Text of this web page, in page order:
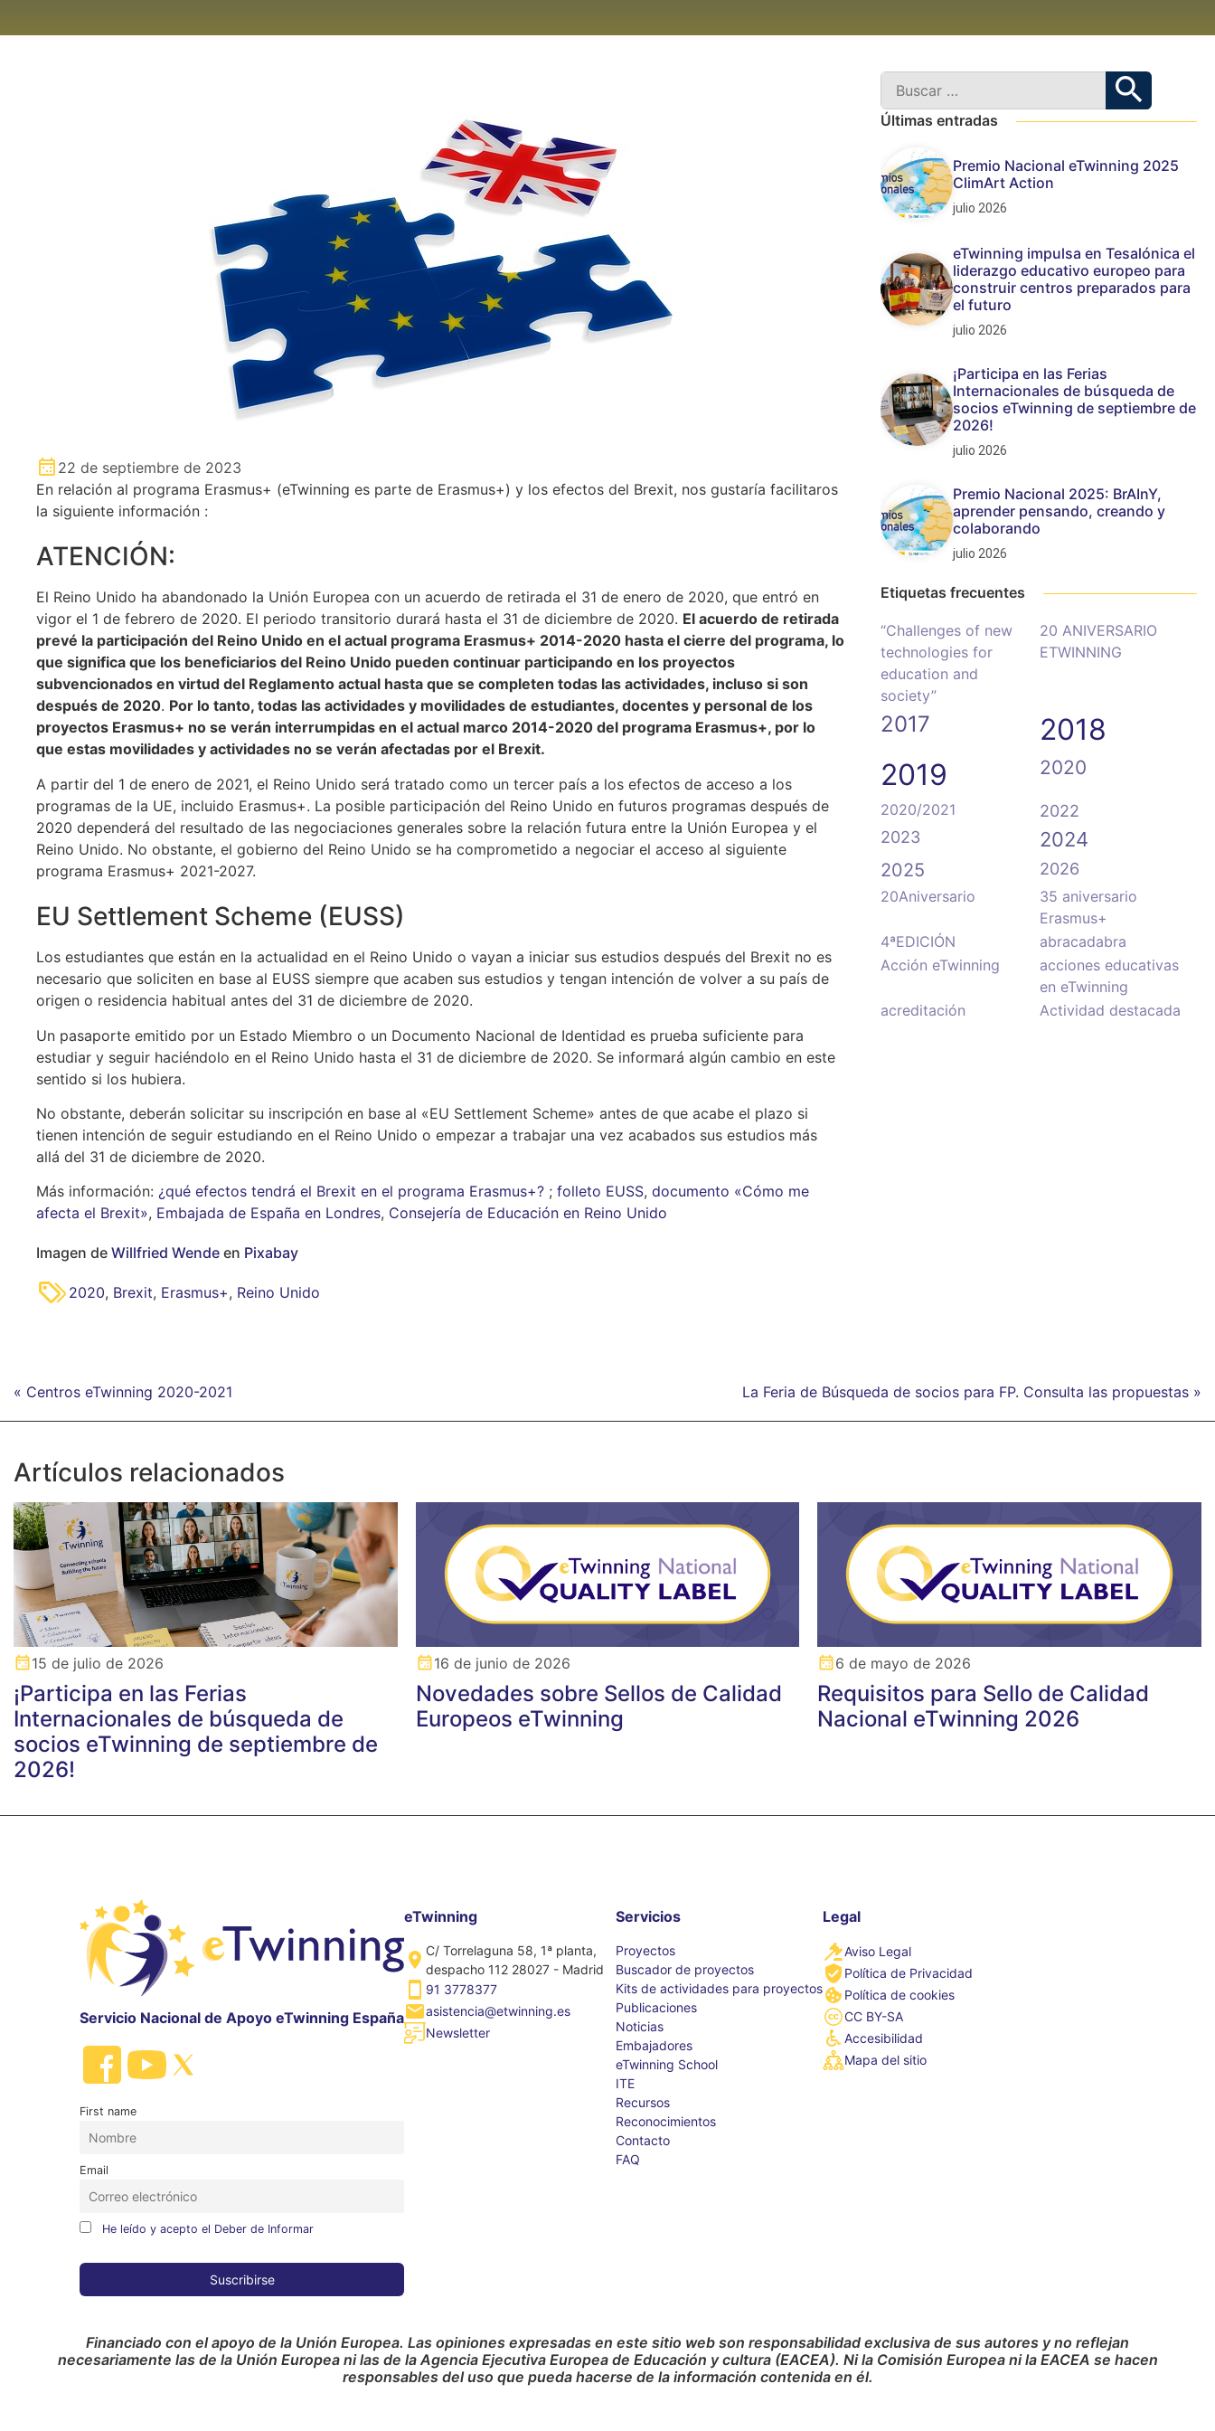
22 de septiembre de 2023
En relación al programa Erasmus+ (eTwinning es parte de Erasmus+) y los efectos del Brexit, nos gustaría facilitaros
la siguiente información :
ATENCIÓN:
El Reino Unido ha abandonado la Unión Europea con un acuerdo de retirada el 31 de enero de 2020, que entró en
vigor el 1 de febrero de 2020. El periodo transitorio durará hasta el 31 de diciembre de 2020. El acuerdo de retirada
prevé la participación del Reino Unido en el actual programa Erasmus+ 2014-2020 hasta el cierre del programa, lo
que significa que los beneficiarios del Reino Unido pueden continuar participando en los proyectos
subvencionados en virtud del Reglamento actual hasta que se completen todas las actividades, incluso si son
después de 2020. Por lo tanto, todas las actividades y movilidades de estudiantes, docentes y personal de los
proyectos Erasmus+ no se verán interrumpidas en el actual marco 2014-2020 del programa Erasmus+, por lo
que estas movilidades y actividades no se verán afectadas por el Brexit.
A partir del 1 de enero de 2021, el Reino Unido será tratado como un tercer país a los efectos de acceso a los
programas de la UE, incluido Erasmus+. La posible participación del Reino Unido en futuros programas después de
2020 dependerá del resultado de las negociaciones generales sobre la relación futura entre la Unión Europea y el
Reino Unido. No obstante, el gobierno del Reino Unido se ha comprometido a negociar el acceso al siguiente
programa Erasmus+ 2021-2027.
EU Settlement Scheme (EUSS)
Los estudiantes que están en la actualidad en el Reino Unido o vayan a iniciar sus estudios después del Brexit no es
necesario que soliciten en base al EUSS siempre que acaben sus estudios y tengan intención de volver a su país de
origen o residencia habitual antes del 31 de diciembre de 2020.
Un pasaporte emitido por un Estado Miembro o un Documento Nacional de Identidad es prueba suficiente para
estudiar y seguir haciéndolo en el Reino Unido hasta el 31 de diciembre de 2020. Se informará algún cambio en este
sentido si los hubiera.
No obstante, deberán solicitar su inscripción en base al «EU Settlement Scheme» antes de que acabe el plazo si
tienen intención de seguir estudiando en el Reino Unido o empezar a trabajar una vez acabados sus estudios más
allá del 31 de diciembre de 2020.
Más información: ¿qué efectos tendrá el Brexit en el programa Erasmus+? ; folleto EUSS, documento «Cómo me
afecta el Brexit», Embajada de España en Londres, Consejería de Educación en Reino Unido
Imagen de Willfried Wende en Pixabay
2020, Brexit, Erasmus+, Reino Unido
Últimas entradas
Premio Nacional eTwinning 2025
ClimArt Action
julio 2026
eTwinning impulsa en Tesalónica el
liderazgo educativo europeo para
construir centros preparados para
el futuro
julio 2026
¡Participa en las Ferias
Internacionales de búsqueda de
socios eTwinning de septiembre de
2026!
julio 2026
Premio Nacional 2025: BrAInY,
aprender pensando, creando y
colaborando
julio 2026
Etiquetas frecuentes
“Challenges of new
technologies for
education and
society”
20 ANIVERSARIO
ETWINNING
2017
2018
2019
2020
2020/2021
2022
2023
2024
2025 2026
20Aniversario
35 aniversario
Erasmus+
4ªEDICIÓN
abracadabra
Acción eTwinning
acciones educativas
en eTwinning
acreditación
Actividad destacada
« Centros eTwinning 2020-2021 La Feria de Búsqueda de socios para FP. Consulta las propuestas »
Artículos relacionados
15 de julio de 2026
¡Participa en las Ferias
Internacionales de búsqueda de
socios eTwinning de septiembre de
2026!
16 de junio de 2026
Novedades sobre Sellos de Calidad
Europeos eTwinning
6 de mayo de 2026
Requisitos para Sello de Calidad
Nacional eTwinning 2026
Servicio Nacional de Apoyo eTwinning España
First name
Email
He leído y acepto el Deber de Informar
eTwinning
C/ Torrelaguna 58, 1ª planta,
despacho 112 28027 - Madrid
91 3778377
asistencia@etwinning.es
Newsletter
Servicios
Proyectos
Buscador de proyectos
Kits de actividades para proyectos
Publicaciones
Noticias
Embajadores
eTwinning School
ITE
Recursos
Reconocimientos
Contacto
FAQ
Legal
Aviso Legal
Política de Privacidad
Política de cookies
CC BY-SA
Accesibilidad
Mapa del sitio
Financiado con el apoyo de la Unión Europea. Las opiniones expresadas en este sitio web son responsabilidad exclusiva de sus autores y no reflejan
necesariamente las de la Unión Europea ni las de la Agencia Ejecutiva Europea de Educación y cultura (EACEA). Ni la Comisión Europea ni la EACEA se hacen
responsables del uso que pueda hacerse de la información contenida en él.